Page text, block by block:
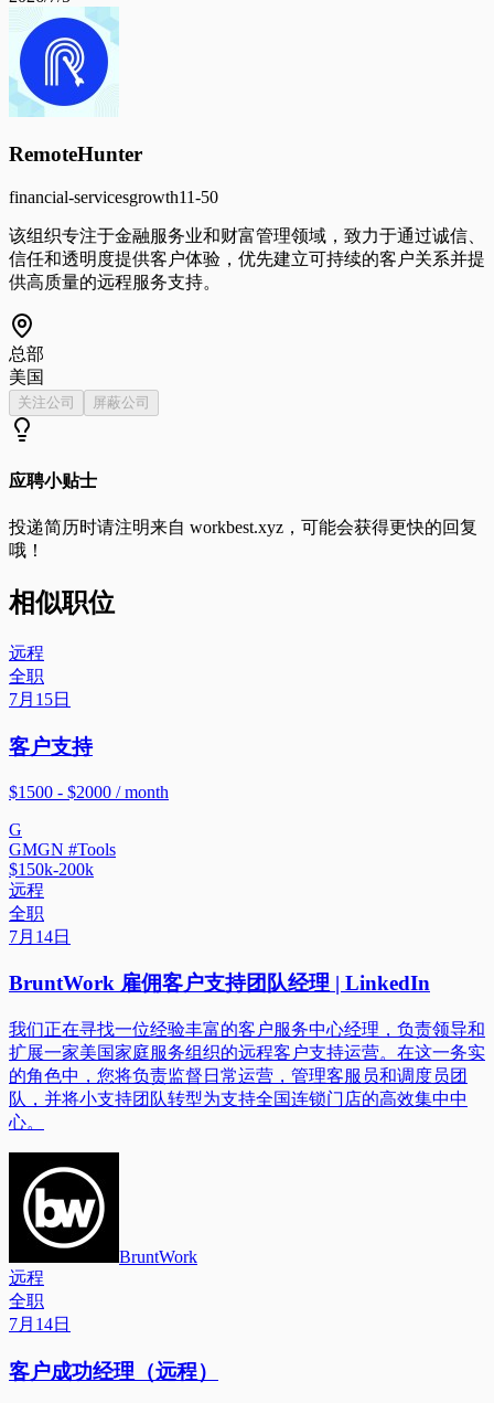
RemoteHunter
financial-servicesgrowth11-50
该组织专注于金融服务业和财富管理领域，致力于通过诚信、
信任和透明度提供客户体验，优先建立可持续的客户关系并提
供高质量的远程服务支持。
总部
美国
关注公司 屏蔽公司
应聘小贴士
投递简历时请注明来自 workbest.xyz ，可能会获得更快的回复
哦！
相似职位
远程
全职
7月15日
客户支持
$1500 - $2000 / month
G
GMGN #Tools
$150k-200k
远程
全职
7月14日
BruntWork 雇佣客户支持团队经理 | LinkedIn
我们正在寻找一位经验丰富的客户服务中心经理，负责领导和
扩展一家美国家庭服务组织的远程客户支持运营。在这一务实
的角色中，您将负责监督日常运营，管理客服员和调度员团
队，并将小支持团队转型为支持全国连锁门店的高效集中中
心。
BruntWork
远程
全职
7月14日
客户成功经理（远程）